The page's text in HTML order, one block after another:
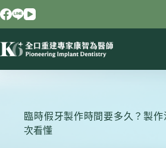
跳
至
要
臨時假牙製作時間要多久？製
次看懂